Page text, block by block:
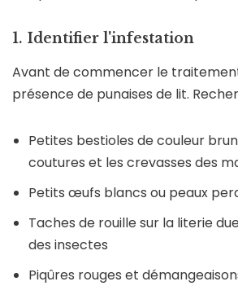
1. Identifier l'infestation
Avant de commencer le
présence de punaises de lit.
Petites bestioles de couleur
coutures et les crevasses des
Petits œufs blancs ou peaux
Taches de rouille sur la literie
des insectes
Piqûres rouges et